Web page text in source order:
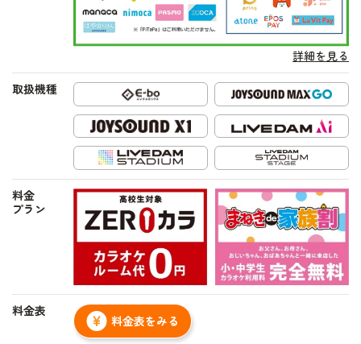
詳細を見る
取扱機種
料金
プラン
料金表
料金表をみる